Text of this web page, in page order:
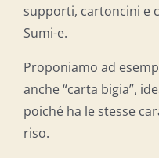
supporti, cartoncini e
Sumi-e.
Proponiamo ad
anche “carta bigia”,
poiché ha le stesse
riso.